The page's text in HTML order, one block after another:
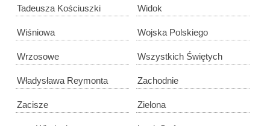
Tadeusza Kościuszki Widok
Wiśniowa Wojska Polskiego
Wrzosowe Wszystkich Świętych
Władysława Reymonta Zachodnie
Zacisze Zielona